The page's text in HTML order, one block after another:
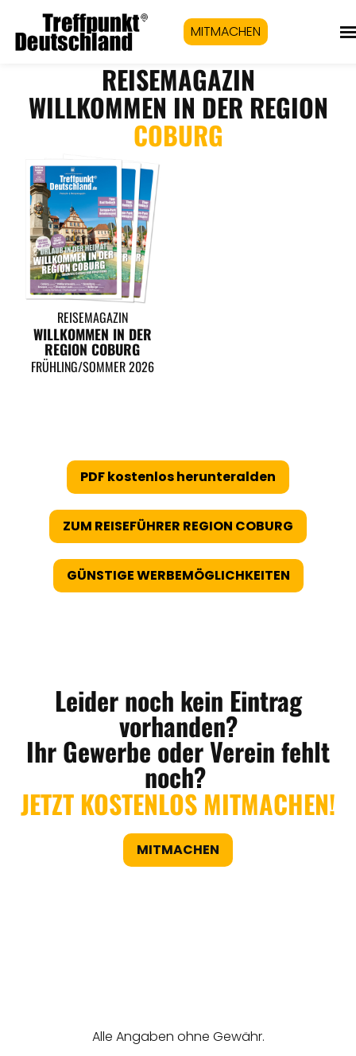
MITMACHEN
REISEMAGAZIN
WILLKOMMEN IN DER REGION
COBURG
REISEMAGAZIN
WILLKOMMEN IN DER
REGION COBURG
FRÜHLING/SOMMER 2026
PDF kostenlos herunteralden
ZUM REISEFÜHRER REGION COBURG
GÜNSTIGE WERBEMÖGLICHKEITEN
Leider noch kein Eintrag
vorhanden?
Ihr Gewerbe oder Verein fehlt
noch?
JETZT KOSTENLOS MITMACHEN!
MITMACHEN